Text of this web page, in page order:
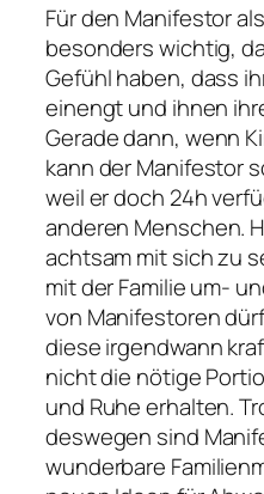
Für den Manifestor
besonders wichtig,
Gefühl haben, dass
einengt und ihnen
Gerade dann, wenn
kann der Manifestor
weil er doch 24h
anderen Menschen.
achtsam mit sich zu
mit der Familie um-
von Manifestoren
diese irgendwann
nicht die nötige
und Ruhe erhalten.
deswegen sind
wunderbare